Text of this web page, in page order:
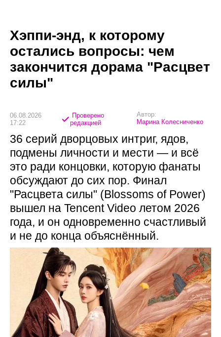
Хэппи-энд, к которому
остались вопросы: чем
закончится дорама "Расцвет
силы"
06.08.2026
17:22
Проверено
редакцией
Автор:
Марина Колесниченко
36 серий дворцовых интриг, ядов,
подмены личности и мести — и всё
это ради концовки, которую фанаты
обсуждают до сих пор. Финал
"Расцвета силы" (Blossoms of Power)
вышел на Tencent Video летом 2026
года, и он одновременно счастливый
и не до конца объяснённый.